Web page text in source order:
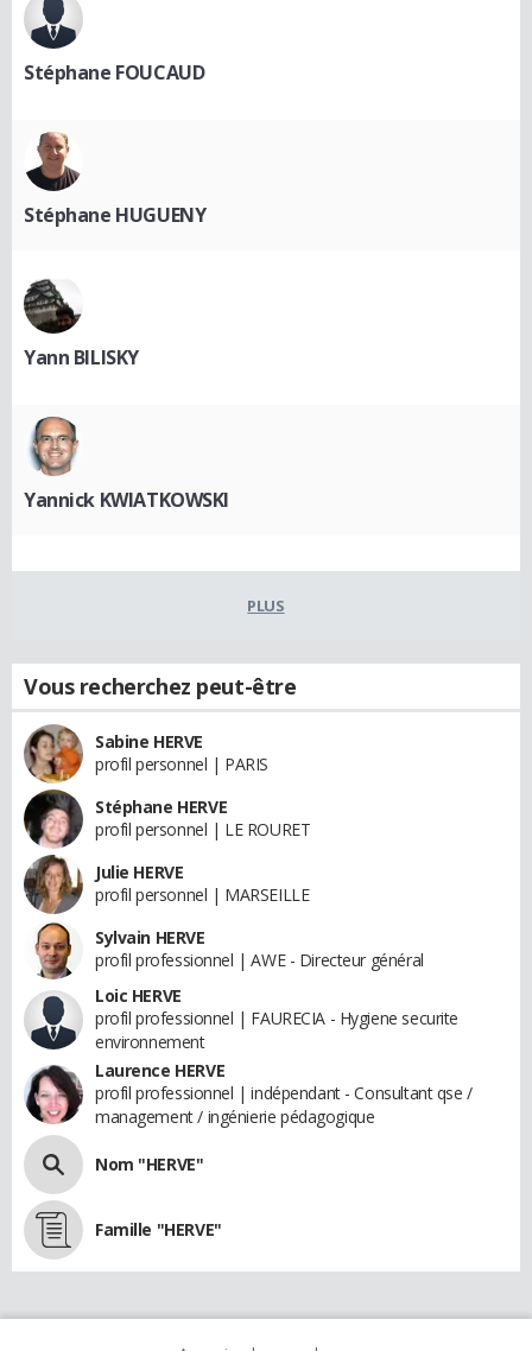
Stéphane FOUCAUD
Stéphane HUGUENY
Yann BILISKY
Yannick KWIATKOWSKI
PLUS
Vous recherchez peut-être
Sabine HERVE
profil personnel | PARIS
Stéphane HERVE
profil personnel | LE ROURET
Julie HERVE
profil personnel | MARSEILLE
Sylvain HERVE
profil professionnel | AWE - Directeur général
Loic HERVE
profil professionnel | FAURECIA - Hygiene securite
environnement
Laurence HERVE
profil professionnel | indépendant - Consultant qse /
management / ingénierie pédagogique
Nom "HERVE"
Famille "HERVE"